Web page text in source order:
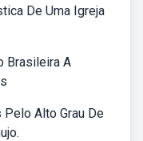
De Uma Igreja
Brasileira A
Alto Grau De